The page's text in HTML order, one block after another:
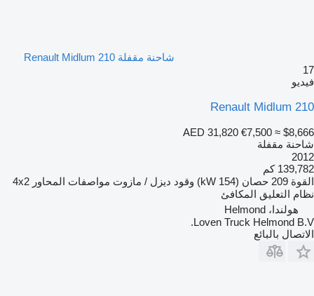
شاحنة مقفلة Renault Midlum 210
17
فيديو
Renault Midlum 210
AED 31,820 €7,500 ≈ $8,666
شاحنة مقفلة
2012
139,782 كم
القوة 209 حصان (154 kW) وقود ديزل / مازوت مواصفات المحاور 4x2
نظام التعليق المكافئ
هولندا، Helmond
Loven Truck Helmond B.V.
الاتصال بالبائع